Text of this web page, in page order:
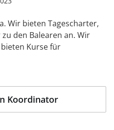
Wir bieten Tagescharter,
den Balearen an. Wir
Kurse für
(PER) und
auch nautische Titel und
Koordinator